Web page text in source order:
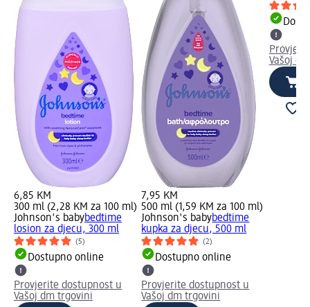
6,85 KM
300 ml (2,28 KM za 100 ml)
Johnson's babybedtime
losion za djecu, 300 ml
(5)
Dostupno online
Provjerite dostupnost u
Vašoj dm trgovini
7,95 KM
500 ml (1,59 KM za 100 ml)
Johnson's babybedtime
kupka za djecu, 500 ml
(2)
Dostupno online
Provjerite dostupnost u
Vašoj dm trgovini
Vašoj